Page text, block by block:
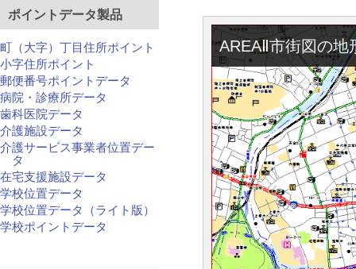
AREAⅡ市街図の
ポイントデータ製品
町（大字）丁目住所ポイント
小字住所ポイント
郵便番号ポイントデータ
病院・診療所データ
歯科医院データ
介護施設データ
介護サービス事業者位置デー
タ
在宅支援施設データ
学校位置データ
学校位置データ（ライト版）
学校ポイントデータ